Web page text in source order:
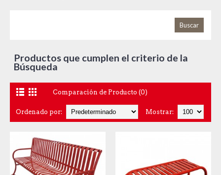
Productos que cumplen el criterio de la
Búsqueda
Comparación de Producto (0)
Mostrar:
Ordenado por: